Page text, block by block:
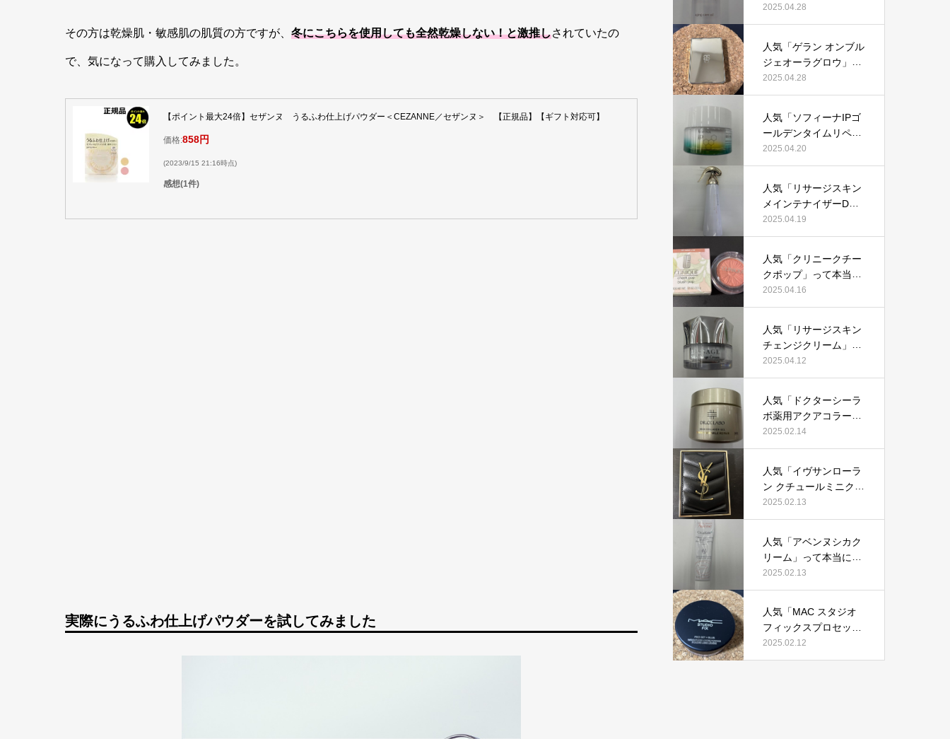
その方は乾燥肌・敏感肌の肌質の方ですが、 冬にこちらを使用しても全然乾燥しない！と激推しされていたの
で、気になって購入してみました。
【ポイント最大24倍】セザンヌ うるふわ仕上げパウダー＜CEZANNE／セザンヌ＞ 【正規品】【ギフト対応可】
価格:858円
(2023/9/15 21:16時点)
感想(1件)
実際にうるふわ仕上げパウダーを試してみました
ル」って本当におすす
め？美容マニアが実際
証！
2025.04.28
人気「ゲラン オンブル
ジェオーラグロウ」っ
て本当におすすめ？美
容マニアの私が実際使
証！
2025.04.28
人気「ソフィーナIPゴ
ールデンタイムリペア
深夜浸透クリーム」っ
て本当におすすめ？美
て口コミを検証！
2025.04.20
人気「リサージスキン
メインテナイザーD
X」って本当におすす
め？美容マニアの私が
を検証！
2025.04.19
人気「クリニークチー
クポップ」って本当に
おすすめ？美容マニア
が実際使用して口コミ
2025.04.16
人気「リサージスキン
チェンジクリーム」っ
て本当におすすめ？美
容マニアが実際使用し
2025.04.12
人気「ドクターシーラ
ボ薬用アクアコラーゲ
ンゲルエンリッチリン
クルリペア」って本当
アが実際使用して口コ
ミを検証
2025.02.14
人気「イヴサンローラ
ン クチュールミニクラ
ッチ」って本当におす
すめ？美容マニアが実
証！
2025.02.13
人気「アベンヌシカク
リーム」って本当にお
すすめ？美容マニアが
実際使用して、口コミ
2025.02.13
人気「MAC スタジオ
フィックスプロセット
ブラー」って本当にお
すすめ？美容マニアが
2025.02.12